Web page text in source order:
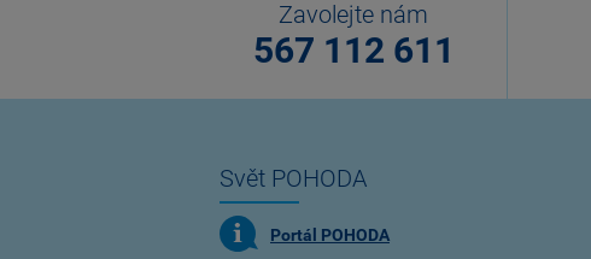
Zavolejte nám
567 112 611
Svět POHODA
Portál POHODA